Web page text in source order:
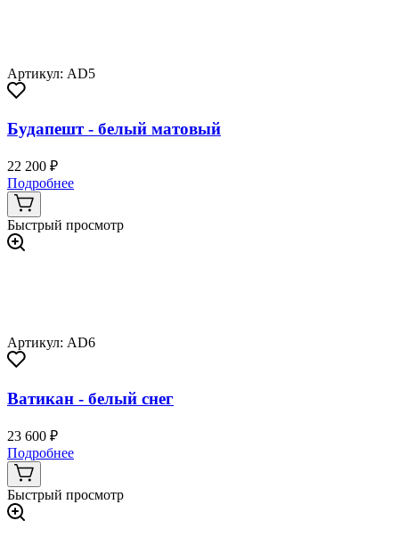
Артикул: AD5
Будапешт - белый матовый
22 200 ₽
Подробнее
Быстрый просмотр
Артикул: AD6
Ватикан - белый снег
23 600 ₽
Подробнее
Быстрый просмотр